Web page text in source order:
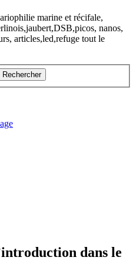
marine et récifale,
nanos,
articles,led,refuge tout le
dans le